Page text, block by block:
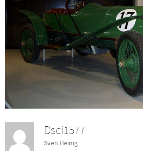
Dsci1577
Sven Heinig